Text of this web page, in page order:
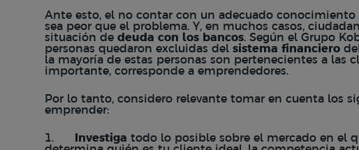
Ante esto, el no contar con un adecuado conocimiento
sea peor que el problema. Y, en muchos casos,
situación de deuda con los bancos. Según el Grupo
personas quedaron excluidas del sistema financiero
la mayoría de estas personas son pertenecientes a las
importante, corresponde a emprendedores.
Por lo tanto, considero relevante tomar en cuenta los
emprender:
1. Investiga todo lo posible sobre el mercado en el